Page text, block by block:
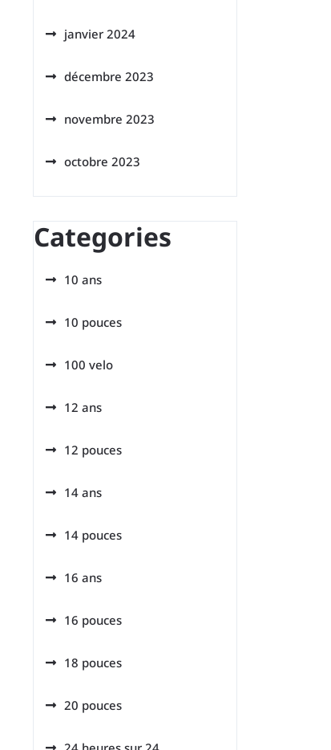
janvier 2024
décembre 2023
novembre 2023
octobre 2023
Categories
10 ans
10 pouces
100 velo
12 ans
12 pouces
14 ans
14 pouces
16 ans
16 pouces
18 pouces
20 pouces